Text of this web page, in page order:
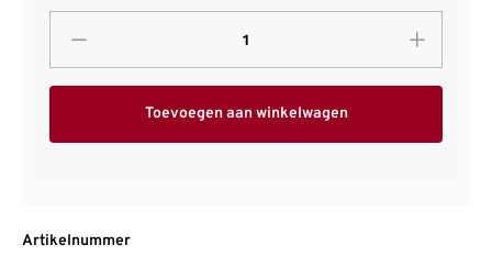
Toevoegen aan winkelwagen
Artikelnummer